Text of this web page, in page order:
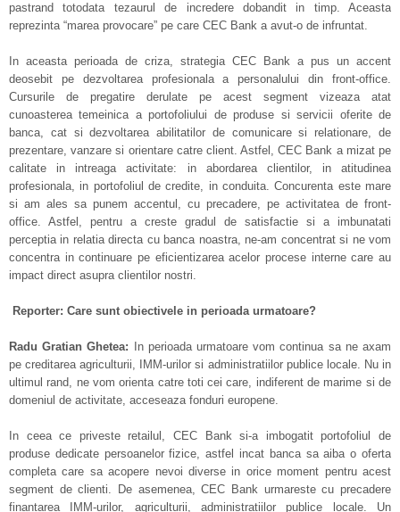
pastrand totodata tezaurul de incredere dobandit in timp. Aceasta
reprezinta “marea provocare” pe care CEC Bank a avut-o de infruntat.
In aceasta perioada de criza, strategia CEC Bank a pus un accent
deosebit pe dezvoltarea profesionala a personalului din front-office.
Cursurile de pregatire derulate pe acest segment vizeaza atat
cunoasterea temeinica a portofoliului de produse si servicii oferite de
banca, cat si dezvoltarea abilitatilor de comunicare si relationare, de
prezentare, vanzare si orientare catre client. Astfel, CEC Bank a mizat pe
calitate in intreaga activitate: in abordarea clientilor, in atitudinea
profesionala, in portofoliul de credite, in conduita. Concurenta este mare
si am ales sa punem accentul, cu precadere, pe activitatea de front-
office. Astfel, pentru a creste gradul de satisfactie si a imbunatati
perceptia in relatia directa cu banca noastra, ne-am concentrat si ne vom
concentra in continuare pe eficientizarea acelor procese interne care au
impact direct asupra clientilor nostri.
Reporter: Care sunt obiectivele in perioada urmatoare?
Radu Gratian Ghetea:
In perioada urmatoare vom continua sa ne axam
pe creditarea agriculturii, IMM-urilor si administratiilor publice locale. Nu in
ultimul rand, ne vom orienta catre toti cei care, indiferent de marime si de
domeniul de activitate, acceseaza fonduri europene.
In ceea ce priveste retailul, CEC Bank si-a imbogatit portofoliul de
produse dedicate persoanelor fizice, astfel incat banca sa aiba o oferta
completa care sa acopere nevoi diverse in orice moment pentru acest
segment de clienti. De asemenea, CEC Bank urmareste cu precadere
finantarea IMM-urilor, agriculturii, administratiilor publice locale. Un